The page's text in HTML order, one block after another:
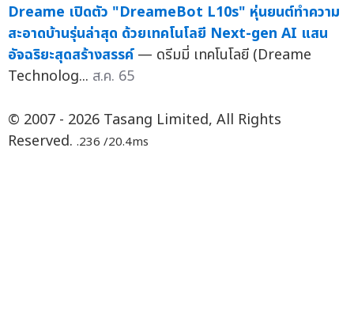
Dreame เปิดตัว "DreameBot L10s" หุ่นยนต์ทำความ
สะอาดบ้านรุ่นล่าสุด ด้วยเทคโนโลยี Next-gen AI แสน
อัจฉริยะสุดสร้างสรรค์ — ดรีมมี่ เทคโนโลยี (Dreame
Technolog... ส.ค. 65
© 2007 - 2026 Tasang Limited, All Rights
Reserved. .236 /20.4ms